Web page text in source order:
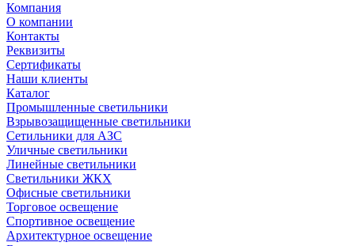
Компания
О компании
Контакты
Реквизиты
Сертификаты
Наши клиенты
Каталог
Промышленные светильники
Взрывозащищенные светильники
Сетильники для АЗС
Уличные светильники
Линейные светильники
Светильники ЖКХ
Офисные светильники
Торговое освещение
Спортивное освещение
Архитектурное освещение